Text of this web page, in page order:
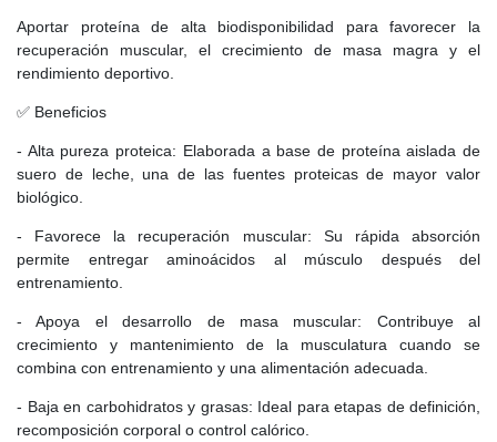
Aportar proteína de alta biodisponibilidad para favorecer la
recuperación muscular, el crecimiento de masa magra y el
rendimiento deportivo.
✅ Beneficios
- Alta pureza proteica: Elaborada a base de proteína aislada de
suero de leche, una de las fuentes proteicas de mayor valor
biológico.
- Favorece la recuperación muscular: Su rápida absorción
permite entregar aminoácidos al músculo después del
entrenamiento.
- Apoya el desarrollo de masa muscular: Contribuye al
crecimiento y mantenimiento de la musculatura cuando se
combina con entrenamiento y una alimentación adecuada.
- Baja en carbohidratos y grasas: Ideal para etapas de definición,
recomposición corporal o control calórico.